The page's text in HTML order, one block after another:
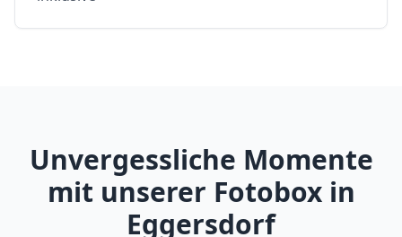
Unvergessliche Momente
mit unserer Fotobox in
Eggersdorf